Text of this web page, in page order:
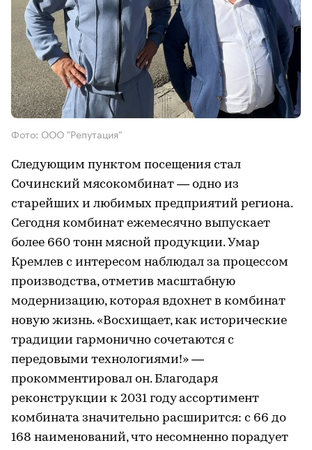
Фото: ООО "Репутация"
Следующим пунктом посещения стал
Сочинский мясокомбинат — одно из
старейших и любимых предприятий региона.
Сегодня комбинат ежемесячно выпускает
более 660 тонн мясной продукции. Умар
Кремлев с интересом наблюдал за процессом
производства, отметив масштабную
модернизацию, которая вдохнет в комбинат
новую жизнь. «Восхищает, как исторические
традиции гармонично сочетаются с
передовыми технологиями!» —
прокомментировал он. Благодаря
реконструкции к 2031 году ассортимент
комбината значительно расширится: с 66 до
168 наименований, что несомненно порадует